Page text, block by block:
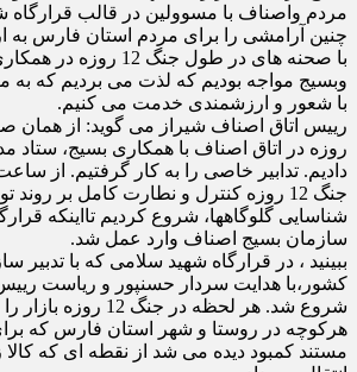
مردم واصناف با مسوولین در قالب قرارگاه
چنین آرامشی را برای مردم استان فارس به
با صحنه های در طول جنگ
وبسیج مواجه بودیم که لذت می بردیم که به
با شعور و ارزشمندی خدمت می کنیم.
روزه در اتاق اصناف با همکاری بسیج، ستاد
دادیم. تدابیر خاصی را به کار گرفتیم. از
جنگ 12 روزه کنترل و نطارت کامل بر روند
شناسایی گلوگاهها، شروع کردیم تااینکه
سازمان بسیج اصناف وارد عمل شد.
ببینید ، در قرارگاه شهید سلامی که با تدبیر
کشور،با هدایت سردار حسنپور و ریاست
شروع شد. هر لحظه در جنگ
هرکوچه در روستا و شهر استان فارس که
مستند کمبود دیده می شد از نقطه ای که کالا